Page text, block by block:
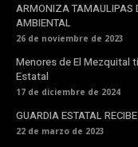
ARMONIZA TAMAULIPAS
AMBIENTAL
26 de noviembre de 2023
Menores de El Mezquital
Estatal
17 de diciembre de 2024
GUARDIA ESTATAL
22 de marzo de 2023